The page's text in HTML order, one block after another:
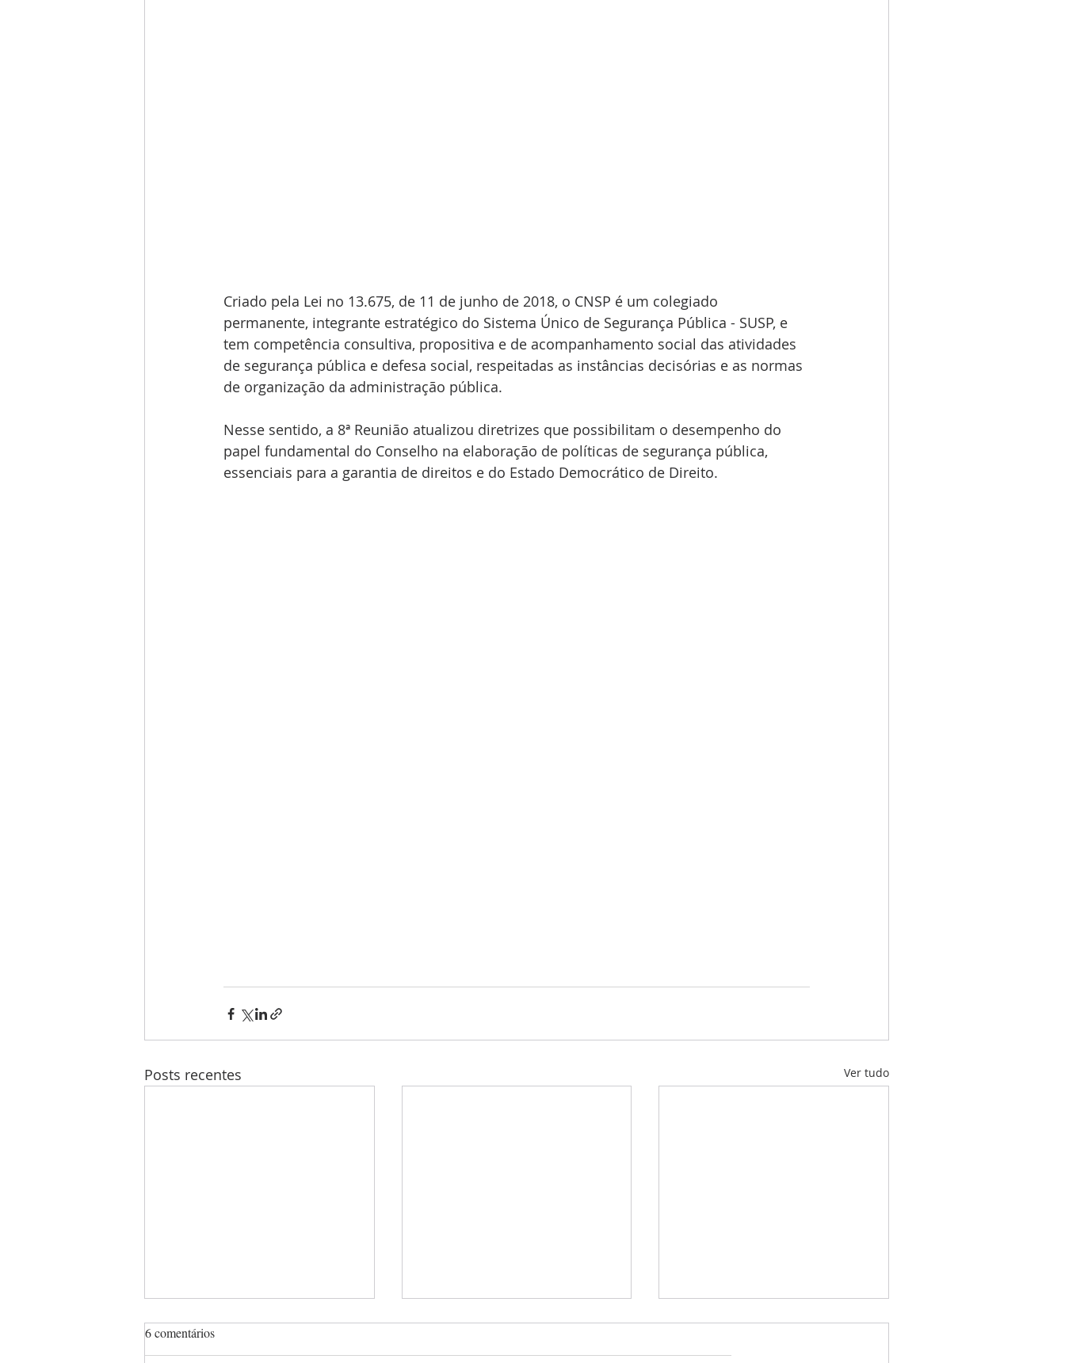
Criado pela Lei no 13.675, de 11 de junho de 2018, o CNSP é um colegiado
permanente, integrante estratégico do Sistema Único de Segurança Pública - SUSP, e
tem competência consultiva, propositiva e de acompanhamento social das atividades
de segurança pública e defesa social, respeitadas as instâncias decisórias e as normas
de organização da administração pública.
Nesse sentido, a 8ª Reunião atualizou diretrizes que possibilitam o desempenho do
papel fundamental do Conselho na elaboração de políticas de segurança pública,
essenciais para a garantia de direitos e do Estado Democrático de Direito.
Posts recentes Ver tudo
6 comentários